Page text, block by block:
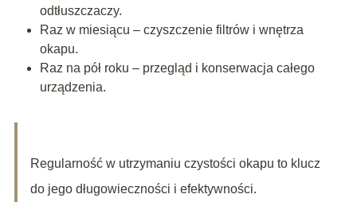
odtłuszczaczy.
Raz w miesiącu – czyszczenie filtrów i wnętrza
okapu.
Raz na pół roku – przegląd i konserwacja całego
urządzenia.
Regularność w utrzymaniu czystości okapu to klucz
do jego długowieczności i efektywności.